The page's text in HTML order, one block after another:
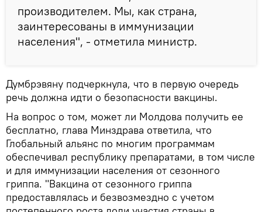
производителем. Мы, как страна,
заинтересованы в иммунизации
населения", - отметила министр.
Думбрэвяну подчеркнула, что в первую очередь
речь должна идти о безопасности вакцины.
На вопрос о том, может ли Молдова получить ее
бесплатно, глава Минздрава ответила, что
Глобальный альянс по многим программам
обеспечивал республику препаратами, в том числе
и для иммунизации населения от сезонного
гриппа. "Вакцина от сезонного гриппа
предоставлялась и безвозмездно с учетом